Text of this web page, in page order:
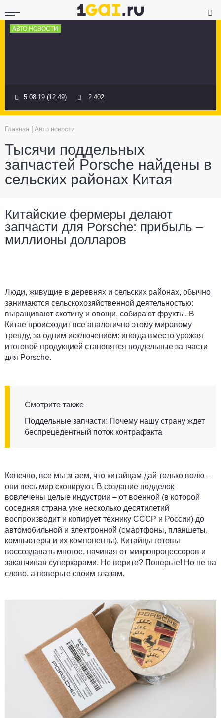
АВТО НОВОСТИ
5.08.19 (12:49) 2 402
Главная Авто новости
Тысячи поддельных
запчастей Porsche найдены в
сельских районах Китая
Китайские фермеры делают
запчасти для Porsche: прибыль –
миллионы долларов
Люди, живущие в деревнях и сельских районах, обычно
занимаются сельскохозяйственной деятельностью:
выращивают скотину и овощи, собирают фрукты. В
Китае происходит все аналогично этому мировому
тренду, за одним исключением: иногда вместо урожая
итоговой продукцией становятся поддельные запчасти
для Porsche.
Смотрите также
Поддельные запчасти: Почему нашу страну ждет
беспрецедентный поток контрафакта
Конечно, все мы знаем, что китайцам дай только волю –
они весь мир скопируют. В создание подделок
вовлечены целые индустрии – от военной (в которой
соседняя страна уже несколько десятилетий
воспроизводит и копирует технику СССР и России) до
автомобильной и электронной (смартфоны, планшеты,
компьютеры и их компоненты). Китайцы готовы
воссоздавать многое, начиная от микропроцессоров и
заканчивая суперкарами. Не верите? Поверьте! Но не на
слово, а поверьте своим глазам.